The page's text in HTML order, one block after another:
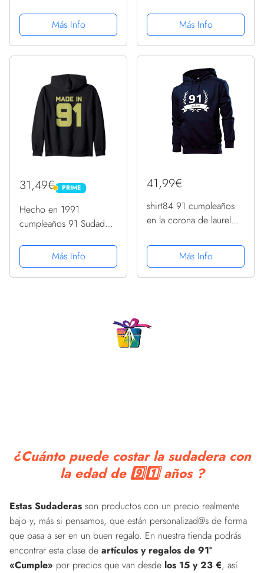
SudaderaMás Info
Más Info
31,49€ PRIME
PRIME
Hecho en 1991
cumpleaños 91 Sudadera
Más Info
41,99€
shirt84 91 cumpleaños
en la corona de laurel
para hombre, azul
marino, SMás Info
¿Cuánto puede costar la sudadera con
la edad de 9️⃣1️⃣ años ?
Estas Sudaderas son productos con un precio realmente
bajo y, más si pensamos, que están personalizad@s de forma
que pasa a ser en un buen regalo. En nuestra tienda podrás
encontrar esta clase de artículos y regalos de 91º
«Cumple» por precios que van desde los 15 y 23 €, así